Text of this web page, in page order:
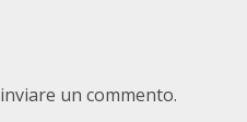
un commento.